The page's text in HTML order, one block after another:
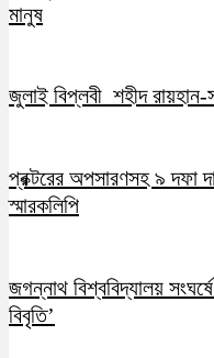
মানুষ
জুলাই বিপ্লবী শহীদ রায়হান-
প্রক্টরের অপসারণসহ ৯ দফা
স্মারকলিপি
জগন্নাথ বিশ্ববিদ্যালয়
বিবৃতি’